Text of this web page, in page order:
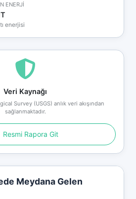
ENERJİ
enerjisi
Veri Kaynağı
Survey (USGS) anlık veri akışından
sağlanmaktadır.
Resmi Rapora Git
Meydana Gelen